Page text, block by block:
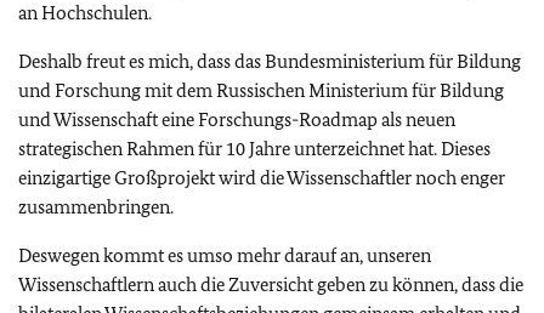
an Hochschulen.
Deshalb freut es mich, dass das Bundesministerium für Bildung
und Forschung mit dem Russischen Ministerium für Bildung
und Wissenschaft eine Forschungs-Roadmap als neuen
strategischen Rahmen für 10 Jahre unterzeichnet hat. Dieses
einzigartige Großprojekt wird die Wissenschaftler noch enger
zusammenbringen.
Deswegen kommt es umso mehr darauf an, unseren
Wissenschaftlern auch die Zuversicht geben zu können, dass die